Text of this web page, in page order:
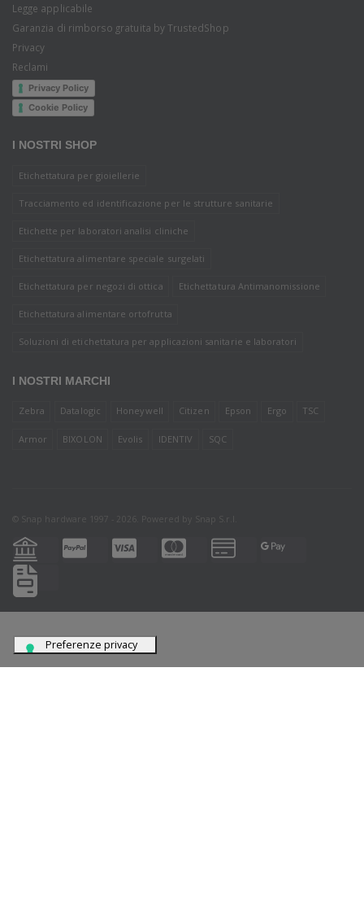
Legge applicabile
Garanzia di rimborso gratuita by TrustedShop
Privacy
Reclami
Privacy Policy
Cookie Policy
I NOSTRI SHOP
Etichettatura per gioiellerie
Tracciamento ed identificazione per le strutture sanitarie
Etichette per laboratori analisi cliniche
Etichettatura alimentare speciale surgelati
Etichettatura per negozi di ottica Etichettatura Antimanomissione
Etichettatura alimentare ortofrutta
Soluzioni di etichettatura per applicazioni sanitarie e laboratori
I NOSTRI MARCHI
Zebra Datalogic Honeywell Citizen Epson Ergo TSC
Armor BIXOLON Evolis IDENTIV SQC
© Snap hardware 1997 - 2026. Powered by Snap S.r.l.